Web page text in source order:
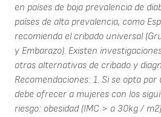
en países de baja prevalencia de
países de alta prevalencia, como
recomienda el cribado universal
y Embarazo). Existen
otras alternativas de cribado y
Recomendaciones: 1. Si se opta
debe ofrecer a mujeres con los
riesgo: obesidad (IMC > a 30kg /